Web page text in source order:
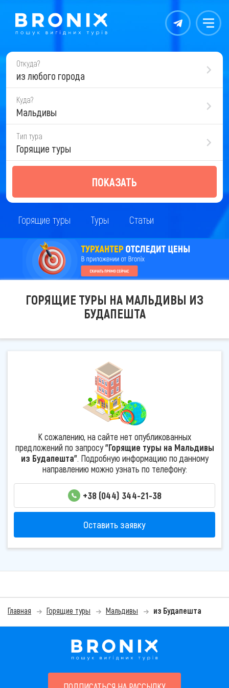
Контакты Меню
Откуда?
из любого города
Куда?
Мальдивы
Тип тура
Горящие туры
ПОКАЗАТЬ
Горящие туры Туры Статьи
ГОРЯЩИЕ ТУРЫ НА МАЛЬДИВЫ ИЗ
БУДАПЕШТА
К сожалению, на сайте нет опубликованных
предложений по запросу"Горящие туры на Мальдивы
из Будапешта". Подробную информацию по данному
направлению можно узнать по телефону:
+38 (044) 344-21-38
Оставить заявку
Главная Горящие туры Мальдивы из Будапешта